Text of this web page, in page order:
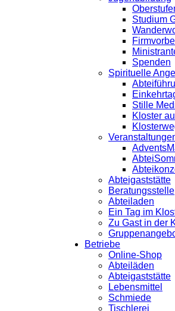
Studium
Spenden
Spirituelle
Stille
Kloster
Abteigaststätte
Beratungsstelle
Abteiladen
Ein Tag im
Zu Gast in der
Betriebe
Online-Shop
Abteiläden
Abteigaststätte
Lebensmittel
Schmiede
Tischlerei